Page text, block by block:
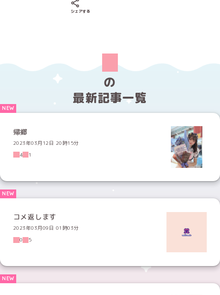
シェアする
の
最新記事一覧
帰郷
2023年03月12日 20時15分
4
1
コメ返します
2023年03月09日 01時03分
0
5